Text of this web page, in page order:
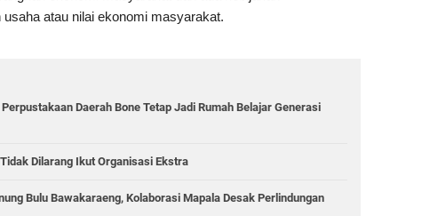
atau nilai ekonomi masyarakat.
Daerah Bone Tetap Jadi Rumah Belajar Generasi
Dilarang Ikut Organisasi Ekstra
Bulu Bawakaraeng, Kolaborasi Mapala Desak Perlindungan